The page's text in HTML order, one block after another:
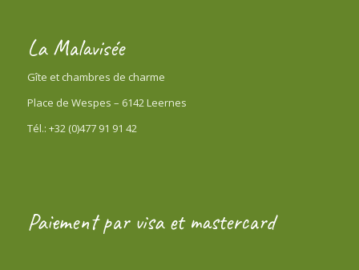
La Malavisée
Gîte et chambres de charme
Place de Wespes – 6142 Leernes
Tél.: +32 (0)477 91 91 42
Paiement par visa et mastercard